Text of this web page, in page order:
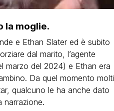
la moglie.
e Ethan Slater ed è subito
dal marito, l’agente
marzo del 2024) e Ethan era
Da quel momento molti
qualcuno le ha anche dato
narrazione.